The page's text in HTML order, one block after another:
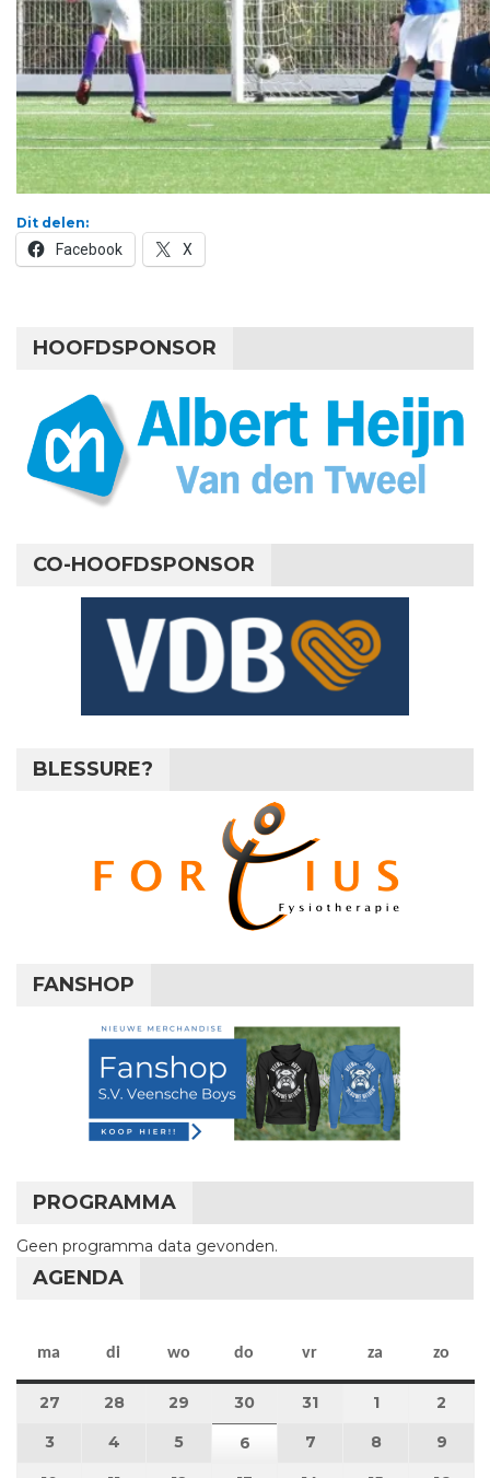
Dit delen:
Facebook X
HOOFDSPONSOR
CO-HOOFDSPONSOR
BLESSURE?
FANSHOP
PROGRAMMA
Geen programma data gevonden.
AGENDA
ma maandag
di dinsdag
wo woensdag
do donderdag
vr vrijdag
za zaterdag
zo
27 27 juli 2026
28 28 juli 2026
29 29 juli 2026
30 30 juli 2026
31 31 juli 2026
11 augustus
2
3 3 augustus 2026
4 4 augustus 2026
5 5 augustus 2026
6 6 augustus 2026
7 7 augustus 2026
8 8 augustus
9